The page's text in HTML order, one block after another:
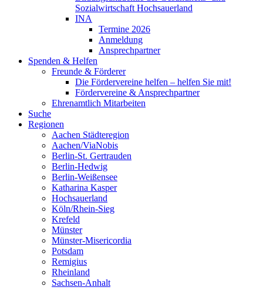
Sozialwirtschaft Hochsauerland
INA
Termine 2026
Anmeldung
Ansprechpartner
Spenden & Helfen
Freunde & Förderer
Die Fördervereine helfen – helfen Sie mit!
Fördervereine & Ansprechpartner
Ehrenamtlich Mitarbeiten
Suche
Regionen
Aachen Städteregion
Aachen/ViaNobis
Berlin-St. Gertrauden
Berlin-Hedwig
Berlin-Weißensee
Katharina Kasper
Hochsauerland
Köln/Rhein-Sieg
Krefeld
Münster
Münster-Misericordia
Potsdam
Remigius
Rheinland
Sachsen-Anhalt